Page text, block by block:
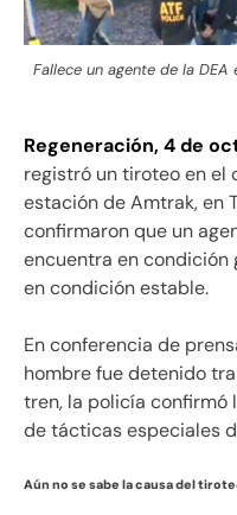
Fallece un agente de la
Regeneración, 4 de
registró un tiroteo en el
estación de Amtrak, en
confirmaron que un
encuentra en condición
en condición estable.
En conferencia de
hombre fue detenido
tren, la policía confirmó
de tácticas especiales
Aún no se sabe la causa del